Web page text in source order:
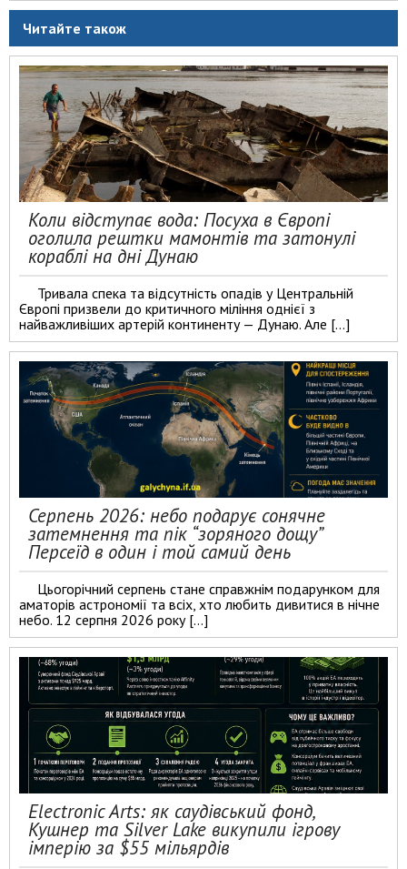
Читайте також
Коли відступає вода: Посуха в Європі
оголила рештки мамонтів та затонулі
кораблі на дні Дунаю
Тривала спека та відсутність опадів у Центральній
Європі призвели до критичного міління однієї з
найважливіших артерій континенту — Дунаю. Але […]
Серпень 2026: небо подарує сонячне
затемнення та пік “зоряного дощу”
Персеїд в один і той самий день
Цьогорічний серпень стане справжнім подарунком для
аматорів астрономії та всіх, хто любить дивитися в нічне
небо. 12 серпня 2026 року […]
Electronic Arts: як саудівський фонд,
Кушнер та Silver Lake викупили ігрову
імперію за $55 мільярдів